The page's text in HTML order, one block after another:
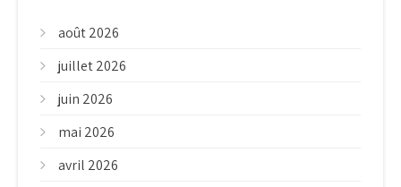
août 2026
juillet 2026
juin 2026
mai 2026
avril 2026